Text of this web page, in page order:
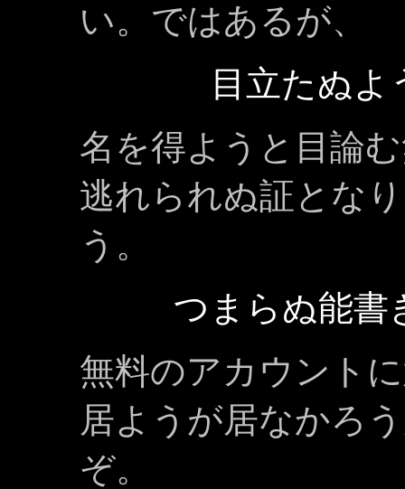
い。ではあるが、
目立たぬ
名を得ようと目論
逃れられぬ証とな
う。
つまらぬ能書
無料のアカウント
居ようが居なかろ
ぞ。